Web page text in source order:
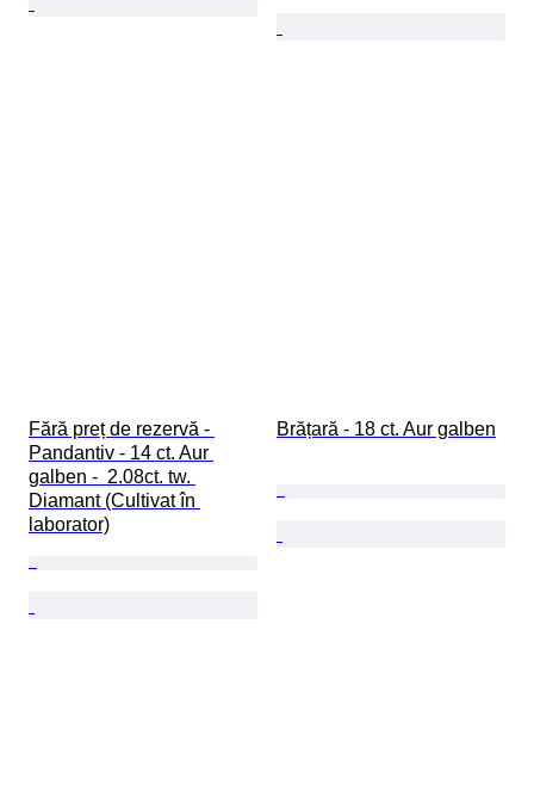
Fără preț de rezervă -
Pandantiv - 14 ct. Aur
galben -  2.08ct. tw.
Diamant (Cultivat în
laborator)
Brățară - 18 ct. Aur galben